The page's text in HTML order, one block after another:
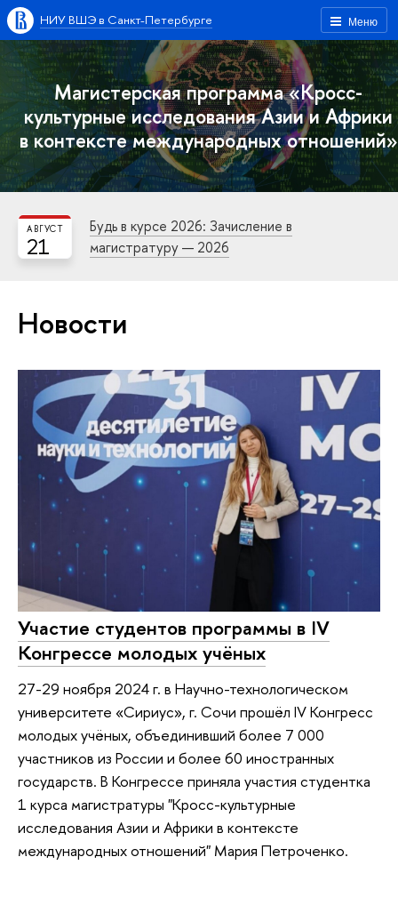
Меню
НИУ ВШЭ в Санкт-Петербурге
Магистерская программа «Кросс-
культурные исследования Азии и Африки
в контексте международных отношений»
21
АВГУСТ
Будь в курсе 2026: Зачисление в
магистратуру — 2026
Новости
Участие студентов программы в IV
Конгрессе молодых учёных
27-29 ноября 2024 г. в Научно-технологическом
университете «Сириус», г. Сочи прошёл IV Конгресс
молодых учёных, объединивший более 7 000
участников из России и более 60 иностранных
государств. В Конгрессе приняла участия студентка
1 курса магистратуры "Кросс-культурные
исследования Азии и Африки в контексте
международных отношений" Мария Петроченко.